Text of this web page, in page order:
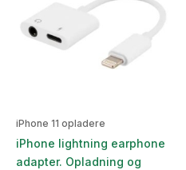
iPhone 11 opladere
iPhone lightning earphone
adapter. Opladning og